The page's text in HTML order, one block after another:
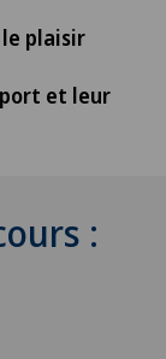
le plaisir
et leur
: